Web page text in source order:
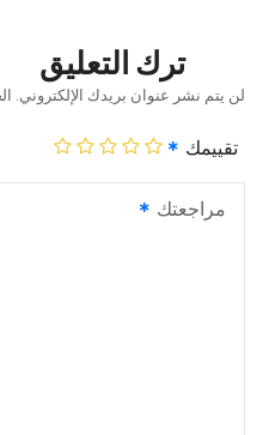
ترك التعليق
لن يتم نشر عنوان بريدك الإلكتروني.
تقييمك
مراجعتك